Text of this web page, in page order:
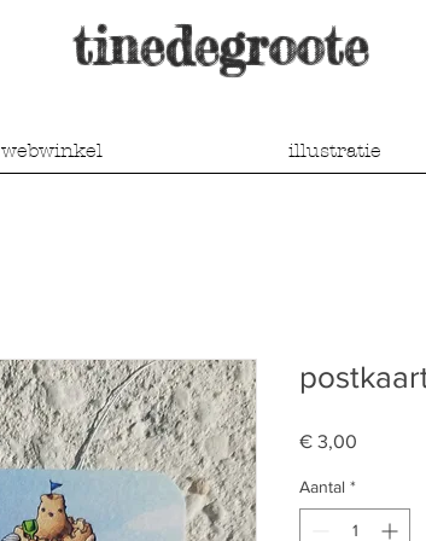
tinedegroote
webwinkel illustratie
€ 3,00
Aantal *